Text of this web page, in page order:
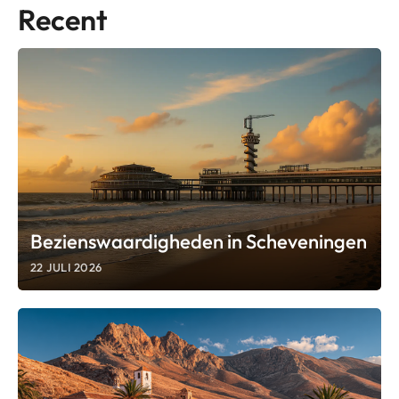
Recent
Bezienswaardigheden in Scheveningen
22 JULI 2026